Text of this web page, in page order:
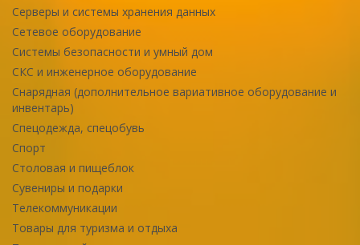
Серверы и системы хранения данных
Сетевое оборудование
Системы безопасности и умный дом
СКС и инженерное оборудование
Снарядная (дополнительное вариативное оборудование и
инвентарь)
Спецодежда, спецобувь
Спорт
Столовая и пищеблок
Сувениры и подарки
Телекоммуникации
Товары для туризма и отдыха